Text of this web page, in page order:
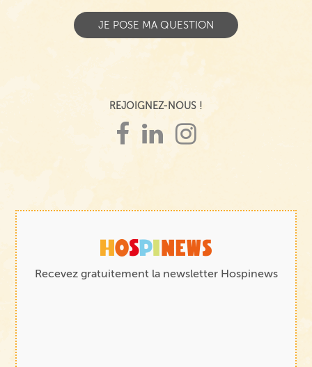
REJOIGNEZ-NOUS !
Recevez gratuitement la newsletter Hospinews